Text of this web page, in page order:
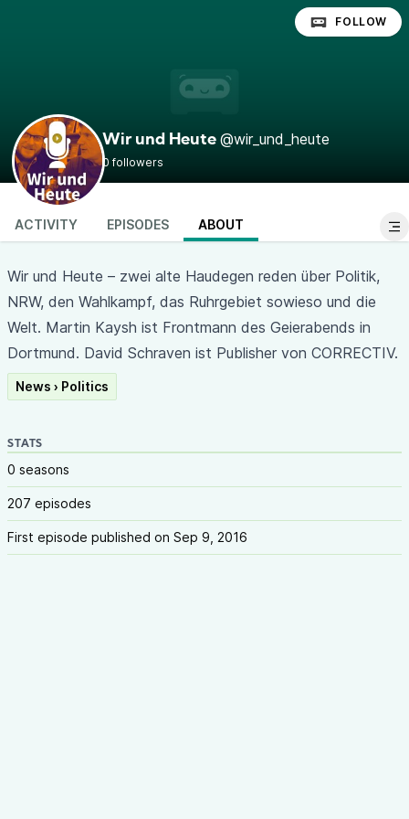
Wir und Heute @wir_und_heute
0 followers
FOLLOW
ACTIVITY EPISODES ABOUT
Wir und Heute – zwei alte Haudegen reden über Politik,
NRW, den Wahlkampf, das Ruhrgebiet sowieso und die
Welt. Martin Kaysh ist Frontmann des Geierabends in
Dortmund. David Schraven ist Publisher von CORRECTIV.
News › Politics
STATS
0 seasons
207 episodes
First episode published on Sep 9, 2016